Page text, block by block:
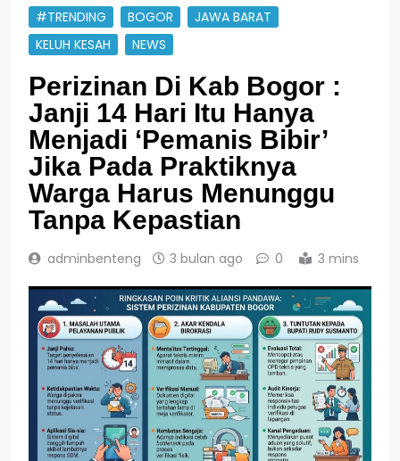
#TRENDING BOGOR
JAWA BARAT
KELUH KESAH
NEWS
Perizinan Di Kab Bogor :
Janji 14 Hari Itu Hanya
Menjadi ‘Pemanis Bibir’
Jika Pada Praktiknya
Warga Harus Menunggu
Tanpa Kepastian
adminbenteng 3 bulan ago 0 3 mins